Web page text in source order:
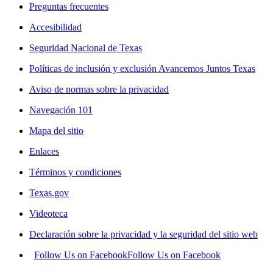
Preguntas frecuentes
Accesibilidad
Seguridad Nacional de Texas
Políticas de inclusión y exclusión Avancemos Juntos Texas
Aviso de normas sobre la privacidad
Navegación 101
Mapa del sitio
Enlaces
Términos y condiciones
Texas.gov
Videoteca
Declaración sobre la privacidad y la seguridad del sitio web
Follow Us on FacebookFollow Us on Facebook